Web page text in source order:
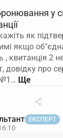
у
як
якщо
, квитанція 2
довідку про
№1…
ЕКСПЕРТ